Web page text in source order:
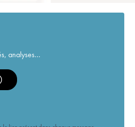
analyses...